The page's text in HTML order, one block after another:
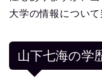
大学の情報につい
山下七海の学